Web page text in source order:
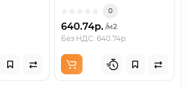
0
640.74р. /м2
Без НДС: 640.74р.